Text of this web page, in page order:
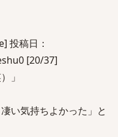
投稿日：
[20/37]
」
い気持ちよかった」と